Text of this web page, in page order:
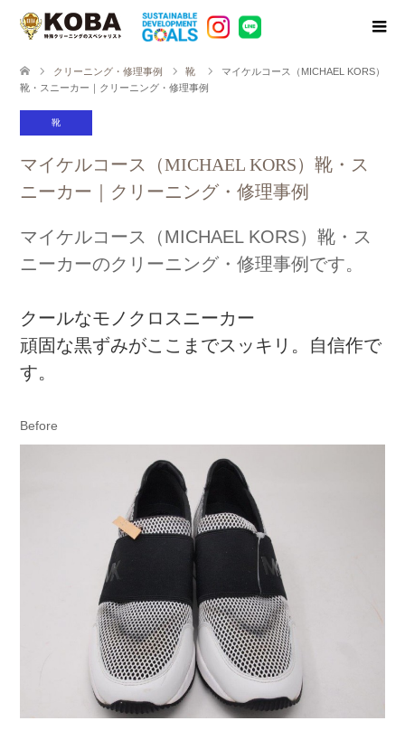
クリーニング・修理事例 靴
マイケルコース（MICHAEL KORS）
靴・スニーカー｜クリーニング・修理事例
靴
マイケルコース（MICHAEL KORS）靴・ス
ニーカー｜クリーニング・修理事例
マイケルコース（MICHAEL KORS）靴・ス
ニーカーのクリーニング・修理事例です。
クールなモノクロスニーカー
頑固な黒ずみがここまでスッキリ。自信作で
す。
Before